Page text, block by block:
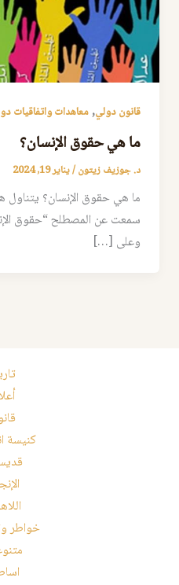
قانون دولي,معاهدات واتفاقيات
ما هي حقوق الإنسان؟
د. جوزيف زيتون/يناير 19, 2024
ما هي حقوق الإنسان؟ يتناول
سمعت عن المصطلح “حقوق
وعلى […]
كنيسة
خواطر